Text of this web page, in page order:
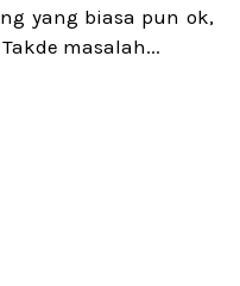
yang biasa pun ok,
masalah...